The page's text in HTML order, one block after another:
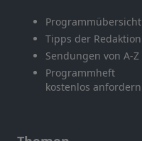
Programmübersicht
Tipps der Redaktion
Sendungen von A-Z
Programmheft
kostenlos anfordern